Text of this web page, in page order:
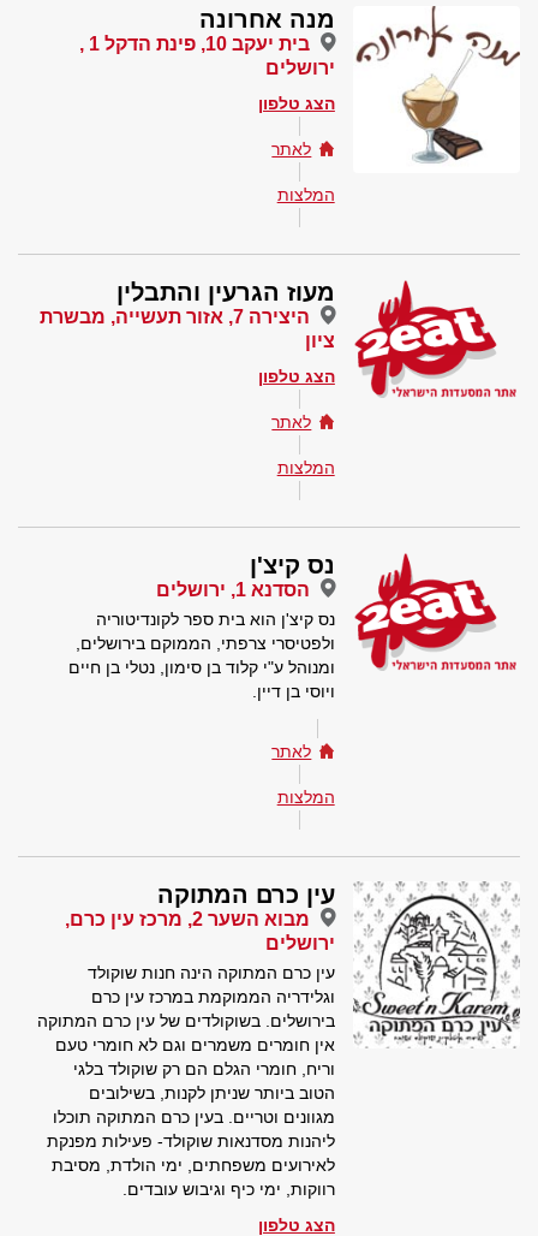
מנה אחרונה
בית יעקב 10, פינת הדקל 1 ,
ירושלים
הצג טלפון
לאתר
המלצות
מעוז הגרעין והתבלין
היצירה 7, אזור תעשייה, מבשרת
ציון
הצג טלפון
לאתר
המלצות
נס קיצ'ן
הסדנא 1, ירושלים
נס קיצ'ן הוא בית ספר לקונדיטוריה
ולפטיסרי צרפתי, הממוקם בירושלים,
ומנוהל ע"י קלוד בן סימון, נטלי בן חיים
ויוסי בן דיין.
לאתר
המלצות
עין כרם המתוקה
מבוא השער 2, מרכז עין כרם,
ירושלים
עין כרם המתוקה הינה חנות שוקולד
וגלידריה הממוקמת במרכז עין כרם
בירושלים. בשוקולדים של עין כרם המתוקה
אין חומרים משמרים וגם לא חומרי טעם
וריח, חומרי הגלם הם רק שוקולד בלגי
הטוב ביותר שניתן לקנות, בשילובים
מגוונים וטריים. בעין כרם המתוקה תוכלו
ליהנות מסדנאות שוקולד- פעילות מפנקת
לאירועים משפחתים, ימי הולדת, מסיבת
רווקות, ימי כיף וגיבוש עובדים.
הצג טלפון